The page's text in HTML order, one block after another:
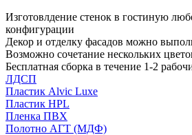
Изготовлдение стенок в гостиную
конфигурации
Декор и отделку фасадов можно
Возможно сочетание нескольких
Бесплатная сборка в течение 1-2
ЛДСП
Пластик Alvic Luxe
Пластик HPL
Пленка ПВХ
Полотно АГТ (МДФ)